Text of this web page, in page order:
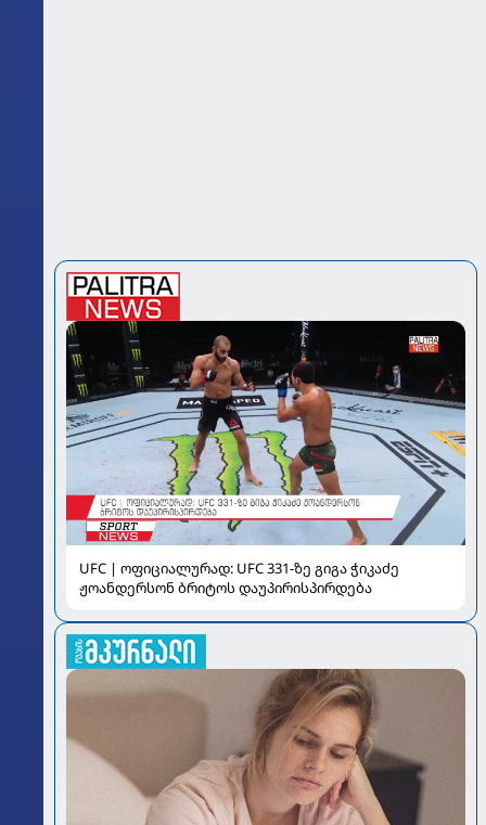
UFC | ოფიციალურად: UFC 331-ზე გიგა ჭიკაძე
ჟოანდერსონ ბრიტოს დაუპირისპირდება